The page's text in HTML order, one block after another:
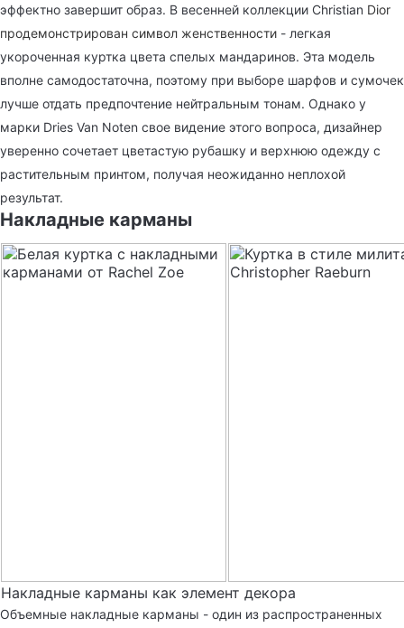
эффектно завершит образ. В весенней коллекции Christian Dior
продемонстрирован символ женственности - легкая
укороченная куртка цвета спелых мандаринов. Эта модель
вполне самодостаточна, поэтому при выборе шарфов и сумочек
лучше отдать предпочтение нейтральным тонам. Однако у
марки Dries Van Noten свое видение этого вопроса, дизайнер
уверенно сочетает цветастую рубашку и верхнюю одежду с
растительным принтом, получая неожиданно неплохой
результат.
Накладные карманы
Накладные карманы как элемент декора
Объемные накладные карманы - один из распространенных